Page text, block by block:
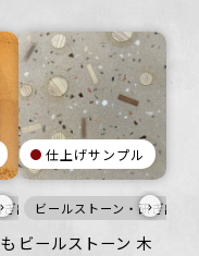
具・什器 インテリア
出し仕上げ 家具・什器
›
仕上げサンプル
ビールストーン・研ぎ出し
›
ビールストーン 木